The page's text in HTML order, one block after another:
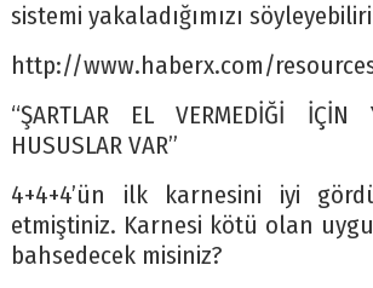
sistemi yakaladığımızı
http://www.haberx.com/
“ŞARTLAR EL VERMEDİĞİ İÇİN
HUSUSLAR VAR”
4+4+4’ün ilk karnesini iyi
etmiştiniz. Karnesi kötü olan
bahsedecek misiniz?